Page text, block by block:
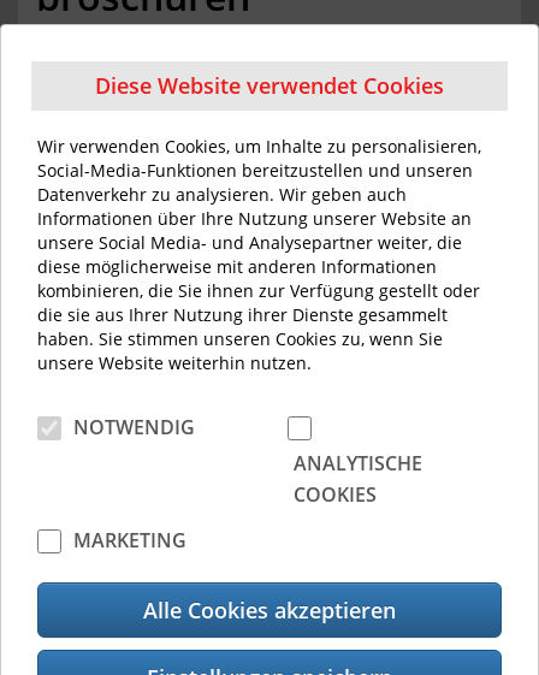
Broschüren
Umwelt
Umweltzertifikate/-erklärungen
EU Data Act
Artikel 3 EU Data Act
EULA
Information über die rechtlichen
Bedingungen zur Nutzung einer Software
Diese Website verwendet Cookies
Wir verwenden Cookies, um Inhalte zu personalisieren,
Social-Media-Funktionen bereitzustellen und unseren
Datenverkehr zu analysieren. Wir geben auch
Informationen über Ihre Nutzung unserer Website an
unsere Social Media- und Analysepartner weiter, die
diese möglicherweise mit anderen Informationen
kombinieren, die Sie ihnen zur Verfügung gestellt oder
die sie aus Ihrer Nutzung ihrer Dienste gesammelt
haben. Sie stimmen unseren Cookies zu, wenn Sie
unsere Website weiterhin nutzen.
NOTWENDIG
ANALYTISCHE
COOKIES
MARKETING
Alle Cookies akzeptieren